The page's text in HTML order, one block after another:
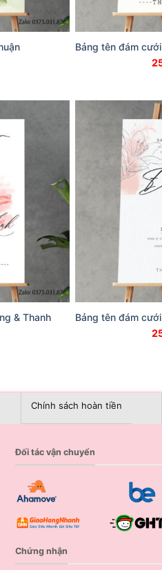
Bảng tên đám
& Thanh
Bảng tên đám
Chính sách hoàn tiền
Đối tác vận chuyển
Chứng nhận